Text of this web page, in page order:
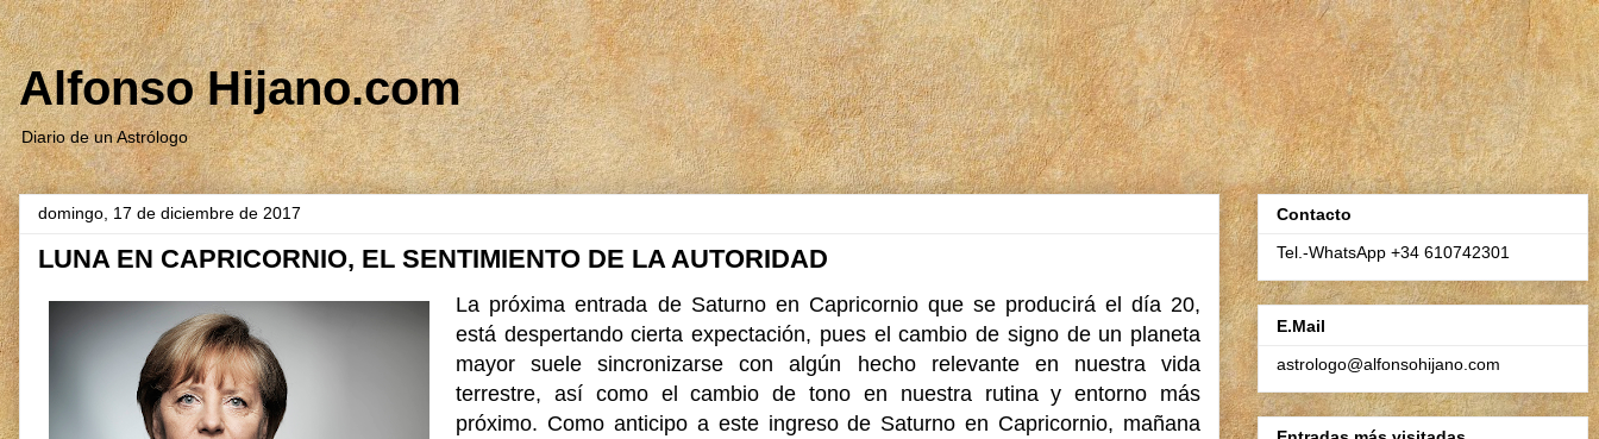
Alfonso Hijano.com
Diario de un Astrólogo
domingo, 17 de diciembre de 2017
LUNA EN CAPRICORNIO, EL SENTIMIENTO DE LA AUTORIDAD
La próxima entrada de Saturno en Capricornio que se producirá el día 20,
está despertando cierta expectación, pues el cambio de signo de un planeta
mayor suele sincronizarse con algún hecho relevante en nuestra vida
terrestre, así como el cambio de tono en nuestra rutina y entorno más
próximo. Como anticipo a este ingreso de Saturno en Capricornio, mañana
Contacto
Tel.-WhatsApp +34 610742301
E.Mail
astrologo@alfonsohijano.com